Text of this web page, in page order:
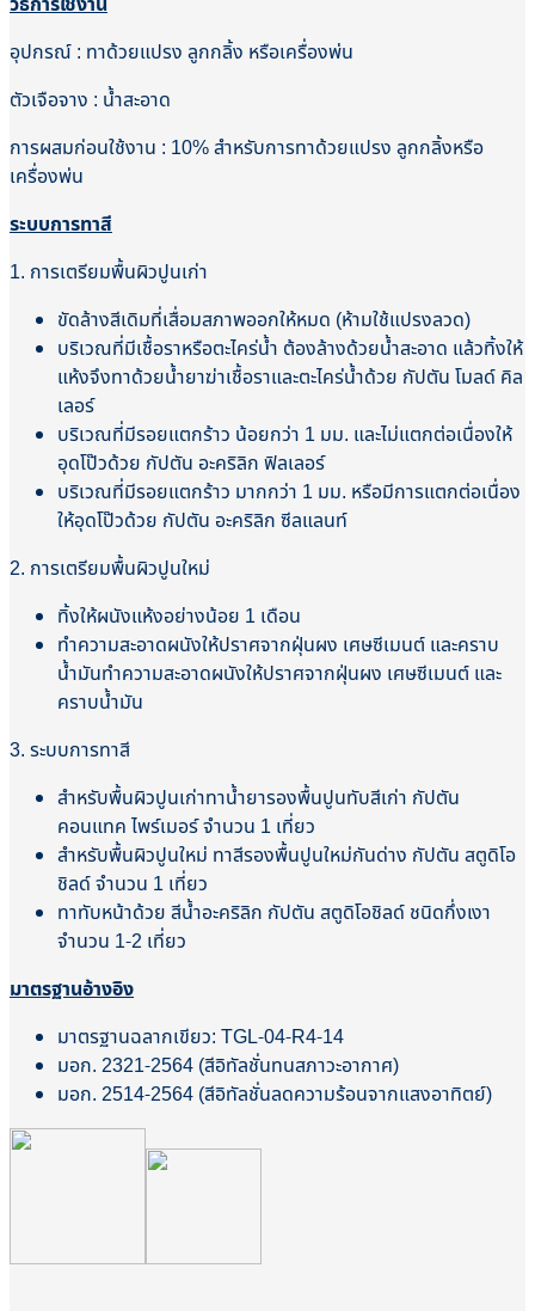
อุปกรณ์ : ทาด้วยแปรง ลูกกลิ้ง หรือเครื่องพ่น
ตัวเจือจาง : น้ำสะอาด
การผสมก่อนใช้งาน : 10% สำหรับการทาด้วยแปรง ลูกกลิ้งหรือ
เครื่องพ่น
ระบบการทาสี
1. การเตรียมพื้นผิวปูนเก่า
ขัดล้างสีเดิมที่เสื่อมสภาพออกให้หมด (ห้ามใช้แปรงลวด)
บริเวณที่มีเชื้อราหรือตะไคร่น้ำ ต้องล้างด้วยน้ำสะอาด แล้วทิ้งให้
แห้งจึงทาด้วยน้ำยาฆ่าเชื้อราและตะไคร่น้ำด้วย กัปตัน โมลด์ คิล
เลอร์
บริเวณที่มีรอยแตกร้าว น้อยกว่า 1 มม. และไม่แตกต่อเนื่องให้
อุดโป๊วด้วย กัปตัน อะคริลิก ฟิลเลอร์
บริเวณที่มีรอยแตกร้าว มากกว่า 1 มม. หรือมีการแตกต่อเนื่อง
ให้อุดโป๊วด้วย กัปตัน อะคริลิก ซีลแลนท์
2. การเตรียมพื้นผิวปูนใหม่
ทิ้งให้ผนังแห้งอย่างน้อย 1 เดือน
ทำความสะอาดผนังให้ปราศจากฝุ่นผง เศษซีเมนต์ และคราบ
น้ำมันทำความสะอาดผนังให้ปราศจากฝุ่นผง เศษซีเมนต์ และ
คราบน้ำมัน
3. ระบบการทาสี
สำหรับพื้นผิวปูนเก่าทาน้ำยารองพื้นปูนทับสีเก่า กัปตัน
คอนแทค ไพร์เมอร์ จำนวน 1 เที่ยว
สำหรับพื้นผิวปูนใหม่ ทาสีรองพื้นปูนใหม่กันด่าง กัปตัน สตูดิโอ
ชิลด์ จำนวน 1 เที่ยว
ทาทับหน้าด้วย สีน้ำอะคริลิก กัปตัน สตูดิโอชิลด์ ชนิดกึ่งเงา
จำนวน 1-2 เที่ยว
มาตรฐานอ้างอิง
มาตรฐานฉลากเขียว: TGL-04-R4-14
มอก. 2321-2564 (สีอิทัลชั่นทนสภาวะอากาศ)
มอก. 2514-2564 (สีอิทัลชั่นลดความร้อนจากแสงอาทิตย์)